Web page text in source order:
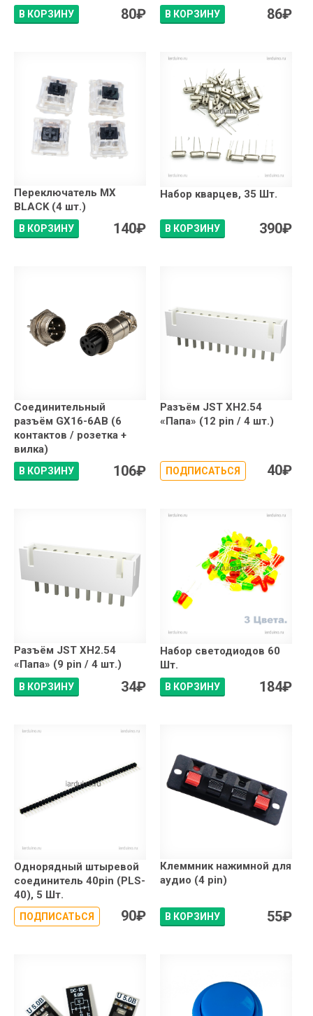
В КОРЗИНУ 80₽ В КОРЗИНУ 86₽
Переключатель MX
BLACK (4 шт.)
В КОРЗИНУ 140₽
Набор кварцев, 35 Шт.
В КОРЗИНУ 390₽
Соединительный
разъём GX16-6AB (6
контактов / розетка +
вилка)
В КОРЗИНУ 106₽
Разъём JST XH2.54
«Папа» (12 pin / 4 шт.)
ПОДПИСАТЬСЯ 40₽
Разъём JST XH2.54
«Папа» (9 pin / 4 шт.)
В КОРЗИНУ 34₽
Набор светодиодов 60
Шт.
В КОРЗИНУ 184₽
Однорядный штыревой
соединитель 40pin (PLS-
40), 5 Шт.
ПОДПИСАТЬСЯ 90₽
Клеммник нажимной для
аудио (4 pin)
В КОРЗИНУ 55₽